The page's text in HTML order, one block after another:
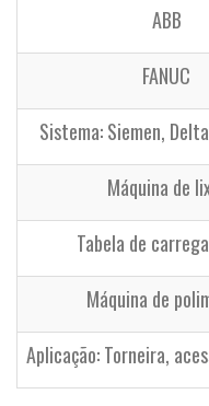
ABB
FANUC
Sistema: Siemen,
Máquina de
Tabela de
Máquina de
Aplicação: Torneira,